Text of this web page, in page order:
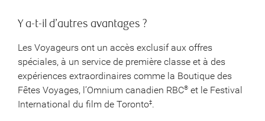
Y a-t-il d’autres avantages ?
Les Voyageurs ont un accès exclusif aux offres
spéciales, à un service de première classe et à des
expériences extraordinaires comme la Boutique des
Fêtes Voyages, l’Omnium canadien RBC® et le Festival
International du film de Toronto‡.